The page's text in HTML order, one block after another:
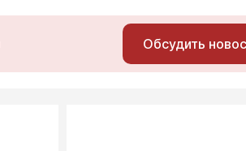
Обсудить